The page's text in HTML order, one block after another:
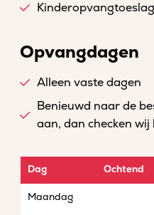
Opvangdagen
Alleen vaste dagen
Benieuwd naar de
aan, dan checken
Dag Ochtend
Maandag